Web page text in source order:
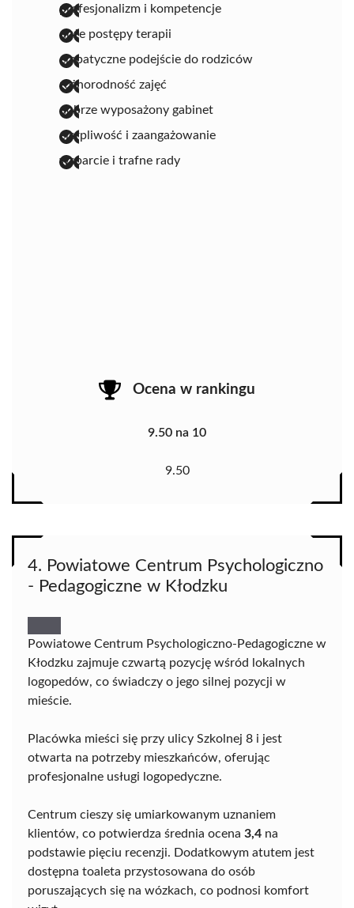
profesjonalizm i kompetencje
duże postępy terapii
empatyczne podejście do rodziców
różnorodność zajęć
dobrze wyposażony gabinet
cierpliwość i zaangażowanie
wsparcie i trafne rady
Ocena w rankingu
9.50 na 10
9.50
4. Powiatowe Centrum Psychologiczno
- Pedagogiczne w Kłodzku
Powiatowe Centrum Psychologiczno-Pedagogiczne w
Kłodzku zajmuje czwartą pozycję wśród lokalnych
logopedów, co świadczy o jego silnej pozycji w
mieście.
Placówka mieści się przy ulicy Szkolnej 8 i jest
otwarta na potrzeby mieszkańców, oferując
profesjonalne usługi logopedyczne.
Centrum cieszy się umiarkowanym uznaniem
klientów, co potwierdza średnia ocena 3,4 na
podstawie pięciu recenzji. Dodatkowym atutem jest
dostępna toaleta przystosowana do osób
poruszających się na wózkach, co podnosi komfort